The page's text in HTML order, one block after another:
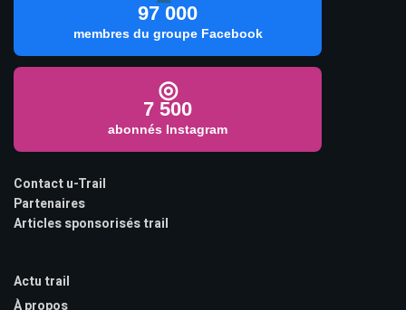
97 000
membres du groupe Facebook
◎
7 500
abonnés Instagram
Contact u-Trail
Partenaires
Articles sponsorisés trail
Actu trail
À propos